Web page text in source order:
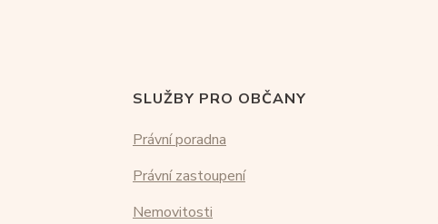
SLUŽBY PRO OBČANY
Právní poradna
Právní zastoupení
Nemovitosti